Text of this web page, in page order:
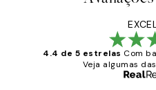
4.4 de 5 estrelas Com
Veja algumas